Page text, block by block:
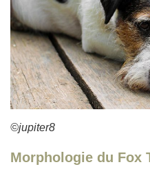
©jupiter8
Morphologie du Fox